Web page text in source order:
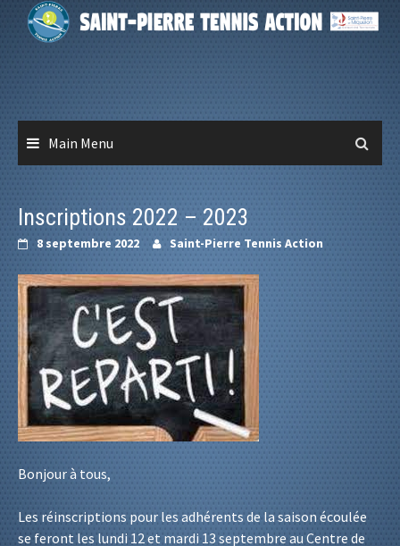
Main Menu
Inscriptions 2022 – 2023
8 septembre 2022 Saint-Pierre Tennis Action
Bonjour à tous,
Les réinscriptions pour les adhérents de la saison écoulée
se feront les lundi 12 et mardi 13 septembre au Centre de